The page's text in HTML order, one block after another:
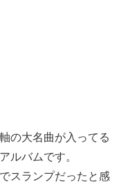
の大名曲が入ってる
ルバムです。
スランプだったと感